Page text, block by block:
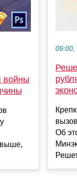
войны
09:00,
Об